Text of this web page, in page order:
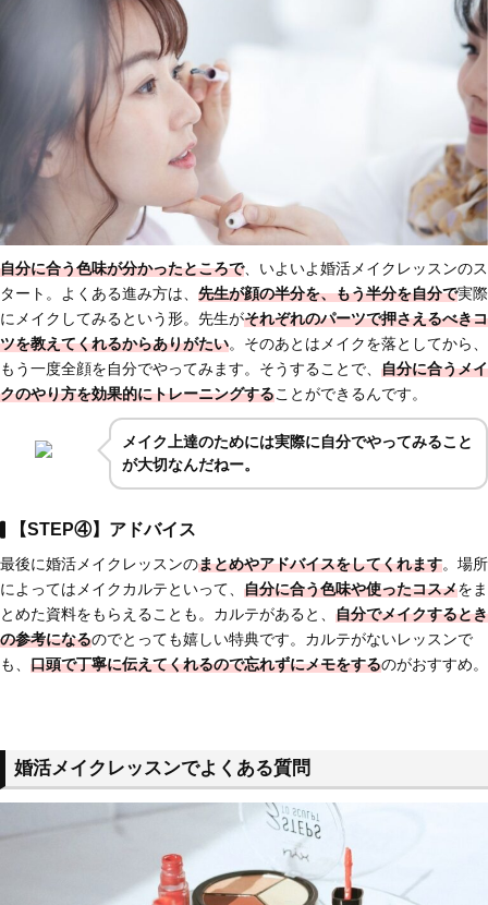
自分に合う色味が分かったところで、いよいよ婚活メイクレッスンのス
タート。よくある進み方は、 先生が顔の半分を、もう半分を自分で実際
にメイクしてみるという形。先生がそれぞれのパーツで押さえるべきコ
ツを教えてくれるからありがたい。そのあとはメイクを落としてから、
もう一度全顔を自分でやってみます。そうすることで、 自分に合うメイ
クのやり方を効果的にトレーニングすることができるんです。
メイク上達のためには実際に自分でやってみること
が大切なんだねー。
【STEP④】アドバイス
最後に婚活メイクレッスンのまとめやアドバイスをしてくれます。場所
によってはメイクカルテといって、 自分に合う色味や使ったコスメをま
とめた資料をもらえることも。カルテがあると、 自分でメイクするとき
の参考になるのでとっても嬉しい特典です。カルテがないレッスンで
も、 口頭で丁寧に伝えてくれるので忘れずにメモをするのがおすすめ。
婚活メイクレッスンでよくある質問